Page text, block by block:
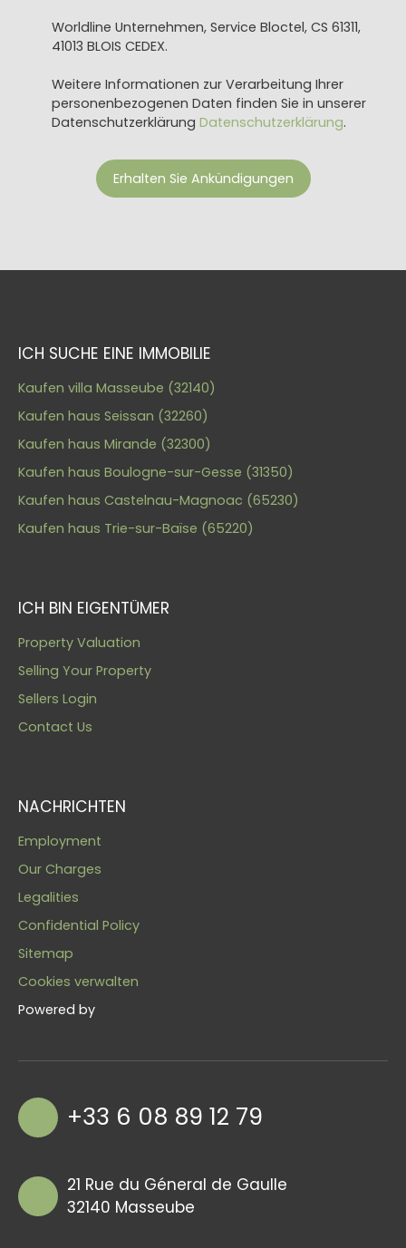
Worldline Unternehmen, Service Bloctel, CS 61311,
41013 BLOIS CEDEX.
Weitere Informationen zur Verarbeitung Ihrer
personenbezogenen Daten finden Sie in unserer
Datenschutzerklärung Datenschutzerklärung.
Erhalten Sie Ankündigungen
ICH SUCHE EINE IMMOBILIE
Kaufen villa Masseube (32140)
Kaufen haus Seissan (32260)
Kaufen haus Mirande (32300)
Kaufen haus Boulogne-sur-Gesse (31350)
Kaufen haus Castelnau-Magnoac (65230)
Kaufen haus Trie-sur-Baïse (65220)
ICH BIN EIGENTÜMER
Property Valuation
Selling Your Property
Sellers Login
Contact Us
NACHRICHTEN
Employment
Our Charges
Legalities
Confidential Policy
Sitemap
Cookies verwalten
Powered by
+33 6 08 89 12 79
21 Rue du Géneral de Gaulle
32140 Masseube